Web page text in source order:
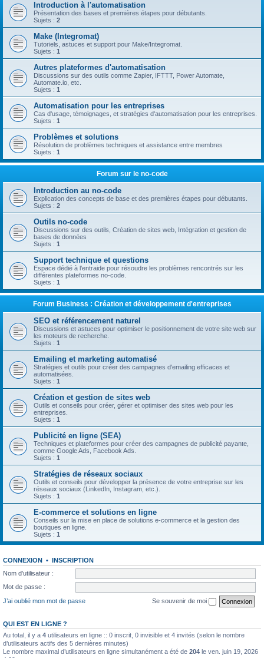
Introduction à l'automatisation
Présentation des bases et premières étapes pour débutants.
Sujets : 2
Make (Integromat)
Tutoriels, astuces et support pour Make/Integromat.
Sujets : 1
Autres plateformes d'automatisation
Discussions sur des outils comme Zapier, IFTTT, Power Automate,
Automate.io, etc.
Sujets : 1
Automatisation pour les entreprises
Cas d'usage, témoignages, et stratégies d'automatisation pour les entreprises.
Sujets : 1
Problèmes et solutions
Résolution de problèmes techniques et assistance entre membres
Sujets : 1
Forum sur le no-code
Introduction au no-code
Explication des concepts de base et des premières étapes pour débutants.
Sujets : 2
Outils no-code
Discussions sur des outils, Création de sites web, Intégration et gestion de
bases de données
Sujets : 1
Support technique et questions
Espace dédié à l’entraide pour résoudre les problèmes rencontrés sur les
différentes plateformes no-code.
Sujets : 1
Forum Business : Création et développement d'entreprises
SEO et référencement naturel
Discussions et astuces pour optimiser le positionnement de votre site web sur
les moteurs de recherche.
Sujets : 1
Emailing et marketing automatisé
Stratégies et outils pour créer des campagnes d'emailing efficaces et
automatisées.
Sujets : 1
Création et gestion de sites web
Outils et conseils pour créer, gérer et optimiser des sites web pour les
entreprises.
Sujets : 1
Publicité en ligne (SEA)
Techniques et plateformes pour créer des campagnes de publicité payante,
comme Google Ads, Facebook Ads.
Sujets : 1
Stratégies de réseaux sociaux
Outils et conseils pour développer la présence de votre entreprise sur les
réseaux sociaux (LinkedIn, Instagram, etc.).
Sujets : 1
E-commerce et solutions en ligne
Conseils sur la mise en place de solutions e-commerce et la gestion des
boutiques en ligne.
Sujets : 1
CONNEXION • INSCRIPTION
Nom d’utilisateur :
Mot de passe :
J’ai oublié mon mot de passe
Se souvenir de moi
QUI EST EN LIGNE ?
Au total, il y a 4 utilisateurs en ligne :: 0 inscrit, 0 invisible et 4 invités (selon le nombre
d’utilisateurs actifs des 5 dernières minutes)
Le nombre maximal d’utilisateurs en ligne simultanément a été de 204 le ven. juin 19, 2026